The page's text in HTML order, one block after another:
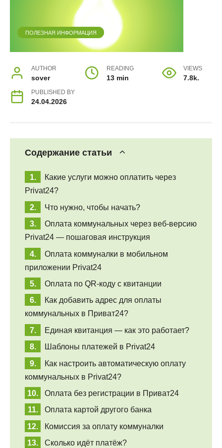
ПОЛЕЗНАЯ ИНФОРМАЦИЯ
AUTHOR
sover
READING
13 min
VIEWS
7.8k.
PUBLISHED BY
24.04.2026
Содержание статьи
Какие услуги можно оплатить через
Privat24?
Что нужно, чтобы начать?
Оплата коммунальных через веб-версию
Privat24 — пошаговая инструкция
Оплата коммуналки в мобильном
приложении Privat24
Оплата по QR-коду с квитанции
Как добавить адрес для оплаты
коммунальных в Приват24?
Единая квитанция — как это работает?
Шаблоны платежей в Privat24
Как настроить автоматическую оплату
коммунальных в Privat24?
Оплата без регистрации в Приват24
Оплата картой другого банка
Комиссия за оплату коммуналки
Сколько идёт платёж?